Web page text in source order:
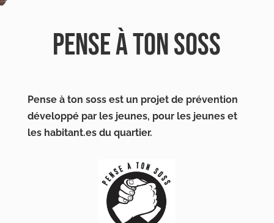
PENSE À TON SOSS
Pense à ton soss est un projet de prévention
développé par les jeunes, pour les jeunes et
les habitant.es du quartier.